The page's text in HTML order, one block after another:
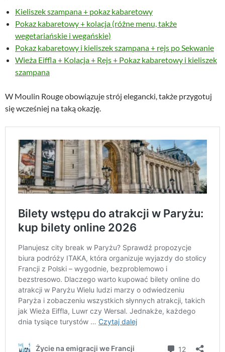
Kieliszek szampana + pokaz kabaretowy
Pokaz kabaretowy + kolacja (różne menu, także
wegetariańskie i wegańskie)
Pokaz kabaretowy i kieliszek szampana + rejs po Sekwanie
Wieża Eiffla + Kolacja + Rejs + Pokaz kabaretowy i kieliszek
szampana
W Moulin Rouge obowiązuje strój elegancki, także przygotuj
się wcześniej na taką okazję.